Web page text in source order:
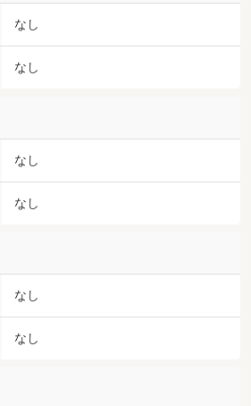
なし
なし
なし
なし
なし
なし